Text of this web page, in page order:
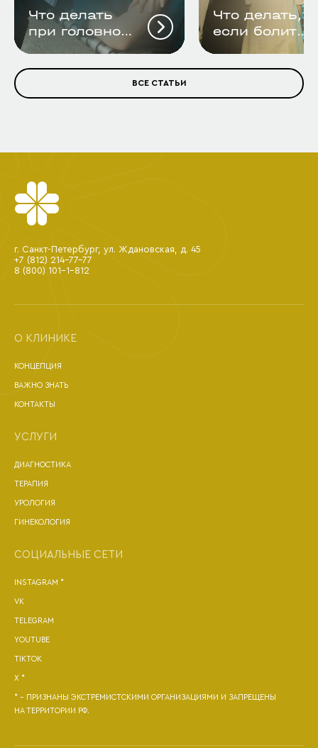
Что делать
при головной
боли?
Что делать,
если болит
ухо?
ВСЕ СТАТЬИ
г. Санкт-Петербург, ул. Ждановская, д. 45
+7 (812) 214-77-77
8 (800) 101-1-812
О КЛИНИКЕ
КОНЦЕПЦИЯ
ВАЖНО ЗНАТЬ
КОНТАКТЫ
УСЛУГИ
ДИАГНОСТИКА
ТЕРАПИЯ
УРОЛОГИЯ
ГИНЕКОЛОГИЯ
СОЦИАЛЬНЫЕ СЕТИ
INSTAGRAM *
VK
TELEGRAM
YOUTUBE
TIKTOK
X *
* - ПРИЗНАНЫ ЭКСТРЕМИСТСКИМИ ОРГАНИЗАЦИЯМИ И ЗАПРЕЩЕНЫ
НА ТЕРРИТОРИИ РФ.